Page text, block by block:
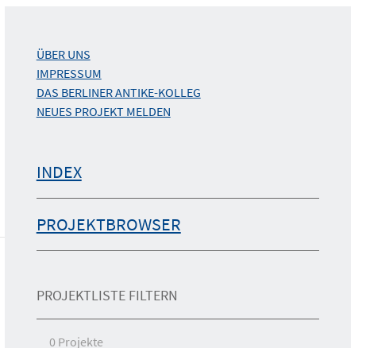
ÜBER UNS
IMPRESSUM
DAS BERLINER ANTIKE-KOLLEG
NEUES PROJEKT MELDEN
INDEX
PROJEKTBROWSER
PROJEKTLISTE FILTERN
0 Projekte